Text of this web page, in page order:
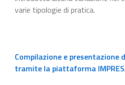
varie tipologie di pratica.
Compilazione e presentazione
tramite la piattaforma